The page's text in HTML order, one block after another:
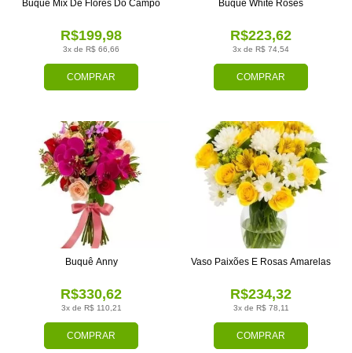
COMPRAR
3x de R$ 66,66
R$199,98
Buquê Mix De Flores Do Campo
COMPRAR
3x de R$ 74,54
R$223,62
Buquê White Roses
COMPRAR
3x de R$ 110,21
R$330,62
Buquê Anny
COMPRAR
3x de R$ 78,11
R$234,32
Vaso Paixões E Rosas Amarelas